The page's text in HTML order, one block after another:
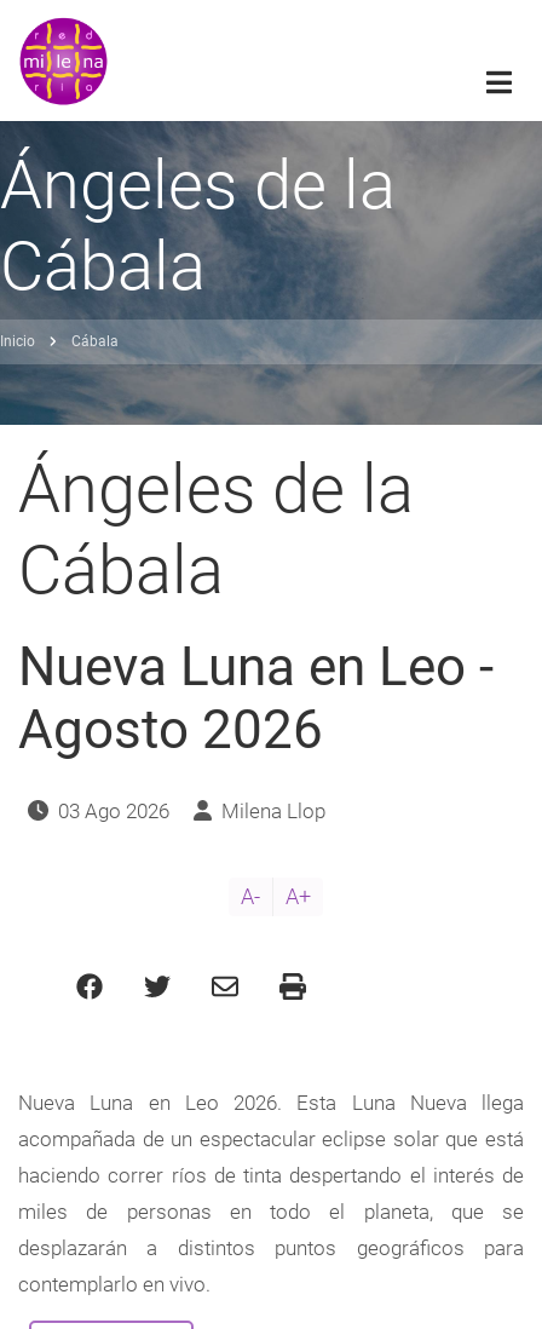
Pasar
contenido
principal
Ángeles de la
Cábala
Inicio Cábala
Ángeles de la
Cábala
Nueva Luna en Leo -
Agosto 2026
03 Ago 2026 Milena Llop
A- A+
Nueva Luna en Leo 2026. Esta Luna Nueva llega
acompañada de un espectacular eclipse solar que está
haciendo correr ríos de tinta despertando el interés de
miles de personas en todo el planeta, que se
desplazarán a distintos puntos geográficos para
contemplarlo en vivo.